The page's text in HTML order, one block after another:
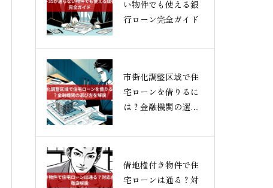
い物件でも使える銀
行ローン完全ガイド
市街化調整区域で住
宅ローンを借りるに
は？金融機関の選び
借地権付き物件で住
宅ローンは通る？対